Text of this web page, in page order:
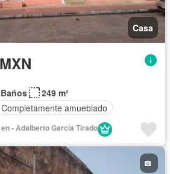
Casa
249 m²
Completamente amueblado
- Adalberto García Tirado